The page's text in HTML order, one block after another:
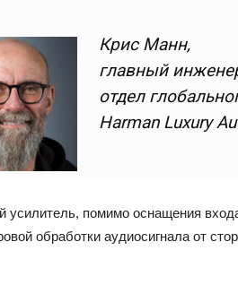
Крис Манн,
главный
отдел
Harman Luxury
усилитель, помимо оснащения
обработки аудиосигнала от